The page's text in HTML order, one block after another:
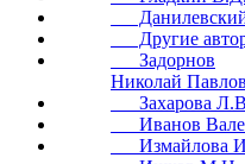
Другие
Задорнов
Николай
Захарова
Иванов
Измайлова